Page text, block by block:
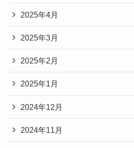
2025年4月
2025年3月
2025年2月
2025年1月
2024年12月
2024年11月